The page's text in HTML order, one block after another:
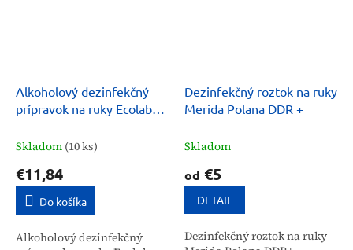
Alkoholový dezinfekčný
prípravok na ruky Ecolab
Skladom (10 ks)
€11,84
Do košíka
Alkoholový dezinfekčný
Dezinfekčný roztok na ruky
Merida Polana DDR +
Skladom
od €5
DETAIL
Dezinfekčný roztok na ruky